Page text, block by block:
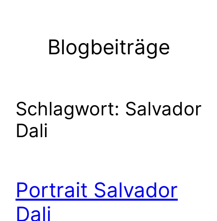
Blogbeiträge
Schlagwort: Salvador
Dali
Portrait Salvador
Dali